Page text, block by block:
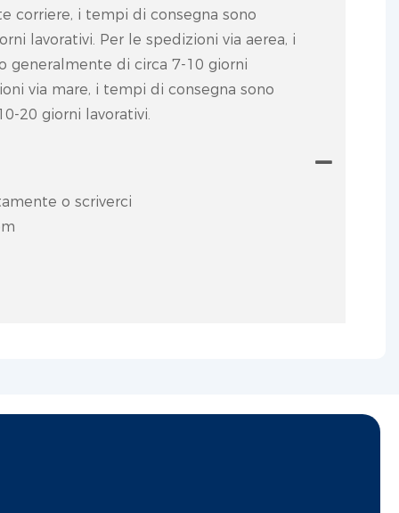
corriere, i tempi di consegna sono
lavorativi. Per le spedizioni via aerea, i
generalmente di circa 7-10 giorni
via mare, i tempi di consegna sono
20 giorni lavorativi.
o scriverci